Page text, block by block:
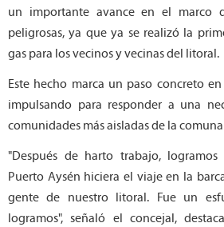
un importante avance en el marco
peligrosas, ya que ya se realizó la
gas para los vecinos y vecinas del litoral.
Este hecho marca un paso concreto
impulsando para responder a una
comunidades más aisladas de la comuna
"Después de harto trabajo,
Puerto Aysén hiciera el viaje en la
gente de nuestro litoral. Fue un
logramos", señaló el concejal,